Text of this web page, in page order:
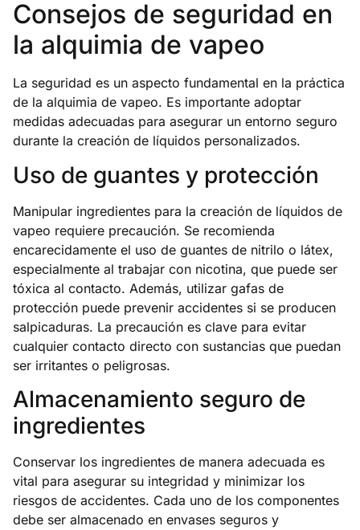
Consejos de seguridad en
la alquimia de vapeo
La seguridad es un aspecto fundamental en la práctica
de la alquimia de vapeo. Es importante adoptar
medidas adecuadas para asegurar un entorno seguro
durante la creación de líquidos personalizados.
Uso de guantes y protección
Manipular ingredientes para la creación de líquidos de
vapeo requiere precaución. Se recomienda
encarecidamente el uso de guantes de nitrilo o látex,
especialmente al trabajar con nicotina, que puede ser
tóxica al contacto. Además, utilizar gafas de
protección puede prevenir accidentes si se producen
salpicaduras. La precaución es clave para evitar
cualquier contacto directo con sustancias que puedan
ser irritantes o peligrosas.
Almacenamiento seguro de
ingredientes
Conservar los ingredientes de manera adecuada es
vital para asegurar su integridad y minimizar los
riesgos de accidentes. Cada uno de los componentes
debe ser almacenado en envases seguros y